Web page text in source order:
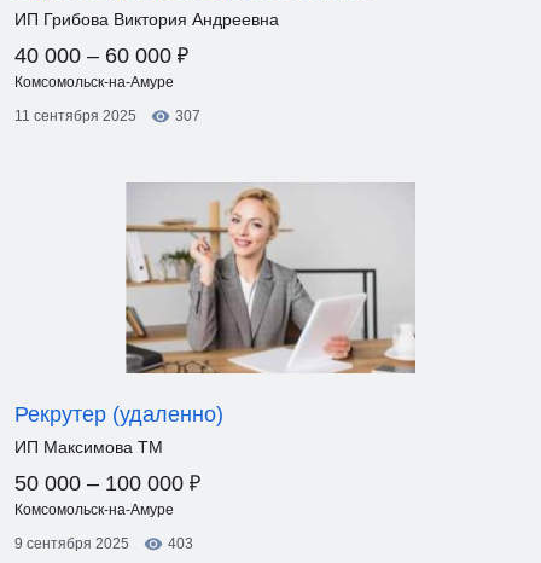
ИП Грибова Виктория Андреевна
40 000 – 60 000 ₽
Комсомольск-на-Амуре
11 сентября 2025
307
Рекрутер (удаленно)
ИП Максимова ТМ
50 000 – 100 000 ₽
Комсомольск-на-Амуре
9 сентября 2025
403